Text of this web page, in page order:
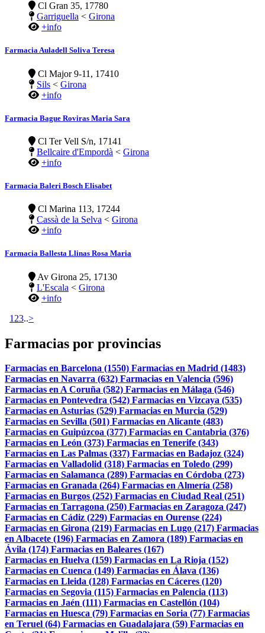
Cl Gran 35, 17780
Garriguella < Girona
+info
Farmacia Auladell Soliva Teresa
Cl Major 9-11, 17410
Sils < Girona
+info
Farmacia Bague Roviras Maria Sara
Cl Ter Vell S/n, 17141
Bellcaire d'Empordà < Girona
+info
Farmacia Baleri Bosch Elisabet
Cl Marina 113, 17244
Cassà de la Selva < Girona
+info
Farmacia Ballesta Llinas Rosa Maria
Av Girona 25, 17130
L'Escala < Girona
+info
1 23..>
Farmacias por provincias
Farmacias en Barcelona (1550) Farmacias en Madrid (1483)
Farmacias en Navarra (632) Farmacias en Valencia (596)
Farmacias en A Coruña (582) Farmacias en Málaga (546)
Farmacias en Pontevedra (542) Farmacias en Vizcaya (535)
Farmacias en Asturias (529) Farmacias en Murcia (529)
Farmacias en Sevilla (501) Farmacias en Alicante (483)
Farmacias en Guipúzcoa (377) Farmacias en Cantabria (376)
Farmacias en León (373) Farmacias en Tenerife (343)
Farmacias en Las Palmas (337) Farmacias en Badajoz (324)
Farmacias en Valladolid (318) Farmacias en Toledo (299)
Farmacias en Salamanca (289) Farmacias en Córdoba (273)
Farmacias en Granada (264) Farmacias en Almería (258)
Farmacias en Burgos (252) Farmacias en Ciudad Real (251)
Farmacias en Tarragona (250) Farmacias en Zaragoza (247)
Farmacias en Cádiz (229) Farmacias en Ourense (224)
Farmacias en Girona (219) Farmacias en Lugo (217) Farmacias
en Albacete (196) Farmacias en Zamora (189) Farmacias en
Ávila (174) Farmacias en Baleares (167)
Farmacias en Huelva (159) Farmacias en La Rioja (152)
Farmacias en Cuenca (149) Farmacias en Álava (136)
Farmacias en Lleida (128) Farmacias en Cáceres (120)
Farmacias en Segovia (115) Farmacias en Palencia (113)
Farmacias en Jaén (111) Farmacias en Castellón (104)
Farmacias en Huesca (79) Farmacias en Soria (77) Farmacias
en Teruel (64) Farmacias en Guadalajara (59) Farmacias en